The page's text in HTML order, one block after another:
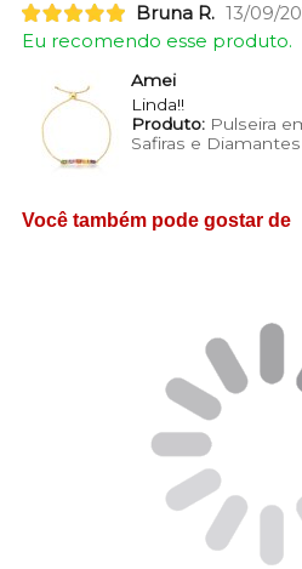
Bruna R. 13/09/
Eu recomendo esse produto.
Amei
Linda!!
Produto:Pulseira
Safiras e Diamantes
Você também pode gostar de